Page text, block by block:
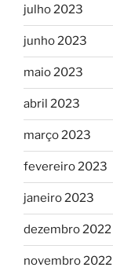
julho 2023
junho 2023
maio 2023
abril 2023
março 2023
fevereiro 2023
janeiro 2023
dezembro 2022
novembro 2022